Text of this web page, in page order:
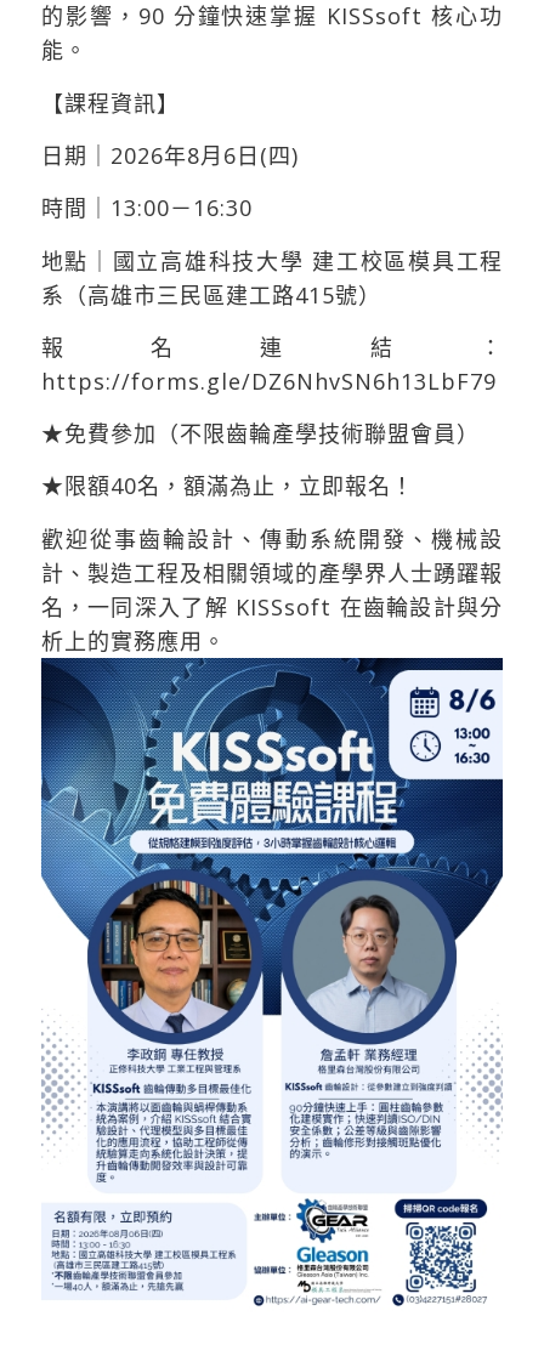
的影響，90 分鐘快速掌握 KISSsoft 核心功
能。
【課程資訊】
日期｜2026年8月6日(四)
時間｜13:00－16:30
地點｜國立高雄科技大學 建工校區模具工程
系（高雄市三民區建工路415號）
報名連結：
https://forms.gle/DZ6NhvSN6h13LbF79
★免費參加（不限齒輪產學技術聯盟會員）
★限額40名，額滿為止，立即報名！
歡迎從事齒輪設計、傳動系統開發、機械設
計、製造工程及相關領域的產學界人士踴躍報
名，一同深入了解 KISSsoft 在齒輪設計與分
析上的實務應用。